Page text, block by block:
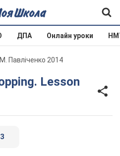
ДПА Онлайн уроки
Павліченко 2014
3